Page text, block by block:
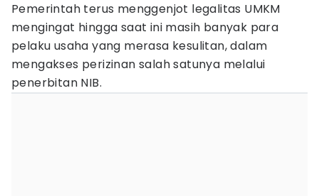
Pemerintah terus menggenjot legalitas UMKM
mengingat hingga saat ini masih banyak para
pelaku usaha yang merasa kesulitan, dalam
mengakses perizinan salah satunya melalui
penerbitan NIB.